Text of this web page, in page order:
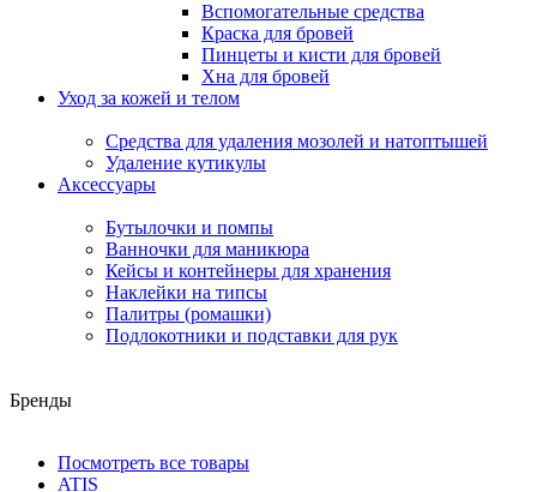
Вспомогательные средства
Краска для бровей
Пинцеты и кисти для бровей
Хна для бровей
Уход за кожей и телом
Средства для удаления мозолей и натоптышей
Удаление кутикулы
Аксессуары
Бутылочки и помпы
Ванночки для маникюра
Кейсы и контейнеры для хранения
Наклейки на типсы
Палитры (ромашки)
Подлокотники и подставки для рук
Бренды
Посмотреть все товары
ATIS